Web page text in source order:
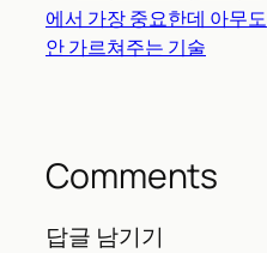
에서 가장 중요한데 아무도
안 가르쳐주는 기술
Comments
답글 남기기